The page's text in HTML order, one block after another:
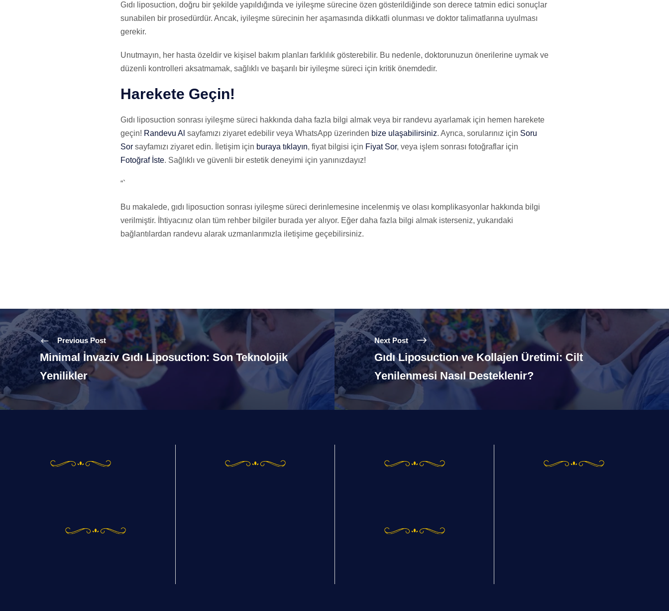
Gıdı liposuction, doğru bir şekilde yapıldığında ve iyileşme sürecine özen gösterildiğinde son derece tatmin edici sonuçlar
sunabilen bir prosedürdür. Ancak, iyileşme sürecinin her aşamasında dikkatli olunması ve doktor talimatlarına uyulması
gerekir.
Unutmayın, her hasta özeldir ve kişisel bakım planları farklılık gösterebilir. Bu nedenle, doktorunuzun önerilerine uymak ve
düzenli kontrolleri aksatmamak, sağlıklı ve başarılı bir iyileşme süreci için kritik önemdedir.
Harekete Geçin!
Gıdı liposuction sonrası iyileşme süreci hakkında daha fazla bilgi almak veya bir randevu ayarlamak için hemen harekete
geçin! Randevu Al sayfamızı ziyaret edebilir veya WhatsApp üzerinden bize ulaşabilirsiniz. Ayrıca, sorularınız için Soru
Sor sayfamızı ziyaret edin. İletişim için buraya tıklayın, fiyat bilgisi için Fiyat Sor, veya işlem sonrası fotoğraflar için
Fotoğraf İste. Sağlıklı ve güvenli bir estetik deneyimi için yanınızdayız!
“`
Bu makalede, gıdı liposuction sonrası iyileşme süreci derinlemesine incelenmiş ve olası komplikasyonlar hakkında bilgi
verilmiştir. İhtiyacınız olan tüm rehber bilgiler burada yer alıyor. Eğer daha fazla bilgi almak isterseniz, yukarıdaki
bağlantılardan randevu alarak uzmanlarımızla iletişime geçebilirsiniz.
Previous Post
Minimal İnvaziv Gıdı Liposuction: Son Teknolojik
Yenilikler
Next Post
Gıdı Liposuction ve Kollajen Üretimi: Cilt
Yenilenmesi Nasıl Desteklenir?